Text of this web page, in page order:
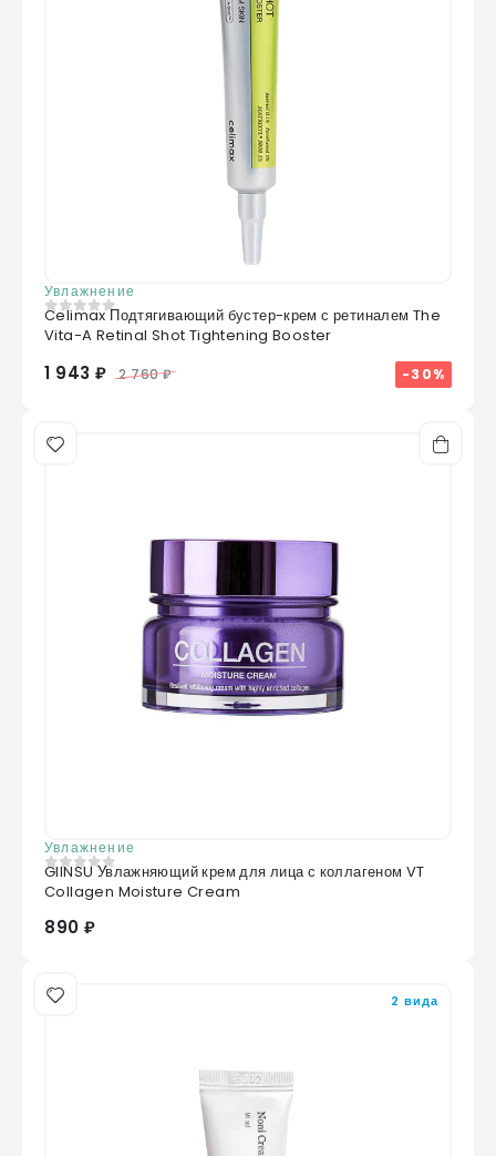
Увлажнение
0из 5
Celimax Подтягивающий бустер-крем с ретиналем The
Vita-A Retinal Shot Tightening Booster
1 943 ₽ 2 760 ₽ -30%
Увлажнение
0из 5
GIINSU Увлажняющий крем для лица с коллагеном VT
Collagen Moisture Cream
890 ₽
2 вида